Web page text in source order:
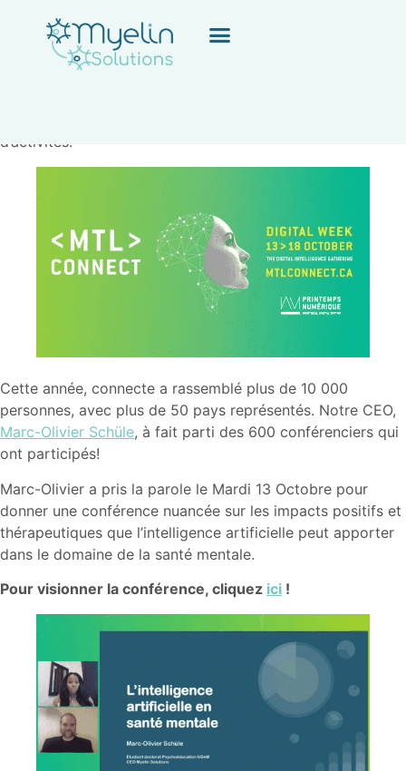
semaine numériqueCONNECT ce mois dernier,
l’événement novateur présenté par le Printemps numérique
! Celui-ci vise à aborder le champ numérique de façon
d’activités.
Cette année, connecte a rassemblé plus de 10 000
personnes, avec plus de 50 pays représentés. Notre CEO,
Marc-Olivier Schüle, à fait parti des 600 conférenciers qui
ont participés!
Marc-Olivier a pris la parole le Mardi 13 Octobre pour
donner une conférence nuancée sur les impacts positifs et
thérapeutiques que l’intelligence artificielle peut apporter
dans le domaine de la santé mentale.
Pour visionner la conférence, cliquez ici !